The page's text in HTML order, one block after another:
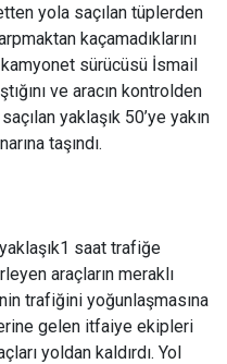
yola saçılan tüplerden
kaçamadıklarını
sürücüsü İsmail
ve aracın kontrolden
yaklaşık 50’ye yakın
taşındı.
saat trafiğe
araçların meraklı
trafiğini yoğunlaşmasına
gelen itfaiye ekipleri
yoldan kaldırdı. Yol